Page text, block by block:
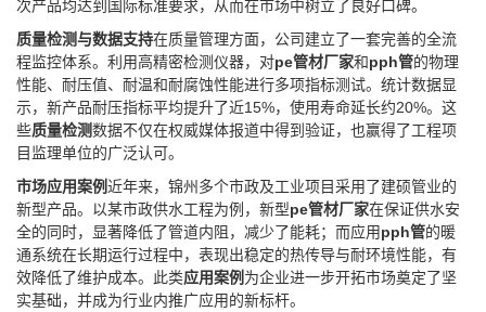
次产品均达到国际标准要求，从而在市场中树立了良好口碑。
质量检测与数据支持在质量管理方面，公司建立了一套完善的全流
程监控体系。利用高精密检测仪器，对pe管材厂家和pph管的物理
性能、耐压值、耐温和耐腐蚀性能进行多项指标测试。统计数据显
示，新产品耐压指标平均提升了近15%，使用寿命延长约20%。这
些质量检测数据不仅在权威媒体报道中得到验证，也赢得了工程项
目监理单位的广泛认可。
市场应用案例近年来，锦州多个市政及工业项目采用了建硕管业的
新型产品。以某市政供水工程为例，新型pe管材厂家在保证供水安
全的同时，显著降低了管道内阻，减少了能耗；而应用pph管的暖
通系统在长期运行过程中，表现出稳定的热传导与耐环境性能，有
效降低了维护成本。此类应用案例 为企业进一步开拓市场奠定了坚
实基础，并成为行业内推广应用的新标杆。